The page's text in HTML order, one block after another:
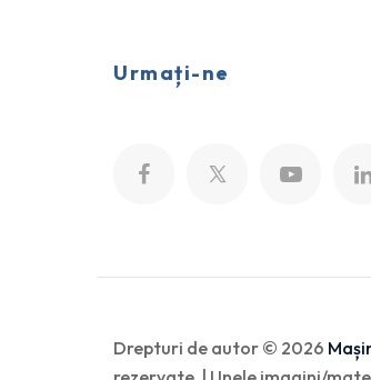
Urmați-ne
Drepturi de autor © 2026